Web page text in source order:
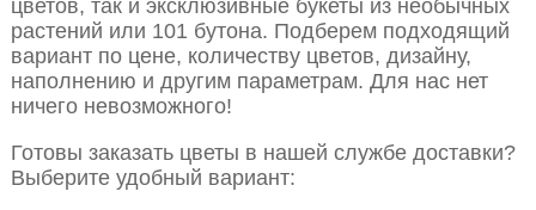
цветов, так и эксклюзивные букеты из необычных
растений или 101 бутона. Подберем подходящий
вариант по цене, количеству цветов, дизайну,
наполнению и другим параметрам. Для нас нет
ничего невозможного!
Готовы заказать цветы в нашей службе доставки?
Выберите удобный вариант: